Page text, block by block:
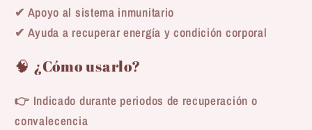
✔ Apoyo al sistema inmunitario
✔ Ayuda a recuperar energía y condición corporal
🧠 ¿Cómo usarlo?
👉 Indicado durante periodos de recuperación o
convalecencia